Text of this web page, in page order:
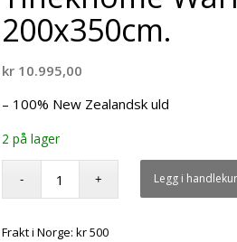
200x350cm.
kr 10.995,00
– 100% New Zealandsk uld
2 på lager
Legg i
Frakt i Norge: kr 500